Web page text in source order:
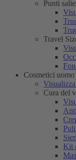
Punti
Travel
Cosmetici uomo
Cura del
Kit